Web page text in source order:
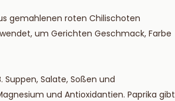
gemahlenen roten Chilischoten
um Gerichten Geschmack, Farbe
Salate, Soßen und
und Antioxidantien. Paprika gibt